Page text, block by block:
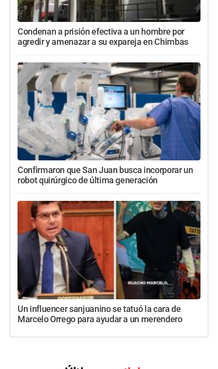
Condenan a prisión efectiva a un hombre por
agredir y amenazar a su expareja en Chimbas
Confirmaron que San Juan busca incorporar un
robot quirúrgico de última generación
Un influencer sanjuanino se tatuó la cara de
Marcelo Orrego para ayudar a un merendero